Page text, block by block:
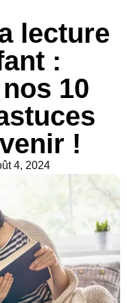
lecture
:
10
!
4, 2024